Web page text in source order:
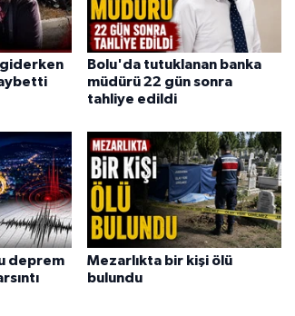
giderken
Bolu'da tutuklanan banka
müdürü 22 gün sonra
tahliye edildi
deprem
Mezarlıkta bir kişi ölü
bulundu